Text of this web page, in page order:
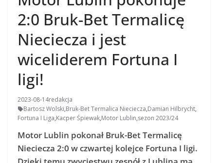
2:0 Bruk-Bet Termalicę
Nieciecza i jest
wiceliderem Fortuna I
ligi!
2023-08-14redakcja
Bartosz Wolski,Bruk-Bet Termalica Nieciecza,Damian Hilbrycht,
Fortuna I Liga,Kacper Śpiewak,Motor Lublin,sezon 2023/24
Motor Lublin pokonał Bruk-Bet Termalicę
Nieciecza 2:0 w czwartej kolejce Fortuna I ligi.